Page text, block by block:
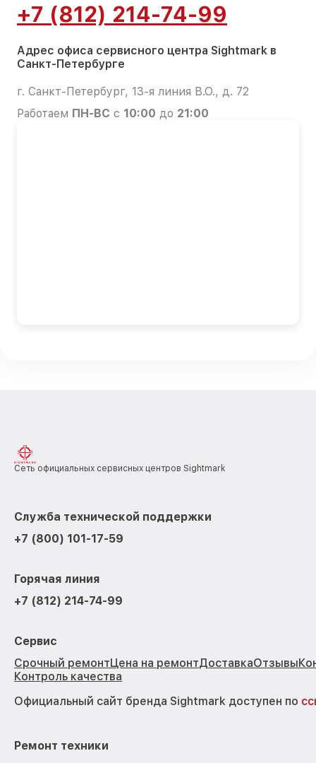
+7 (812) 214-74-99
Адрес офиса сервисного центра Sightmark в
Санкт-Петербурге
г. Санкт-Петербург, 13-я линия В.О., д. 72
Работаем ПН-ВС с 10:00 до 21:00
Сеть официальных сервисных центров Sightmark
Служба технической поддержки
+7 (800) 101-17-59
Горячая линия
+7 (812) 214-74-99
Сервис
Срочный ремонтЦена на ремонтДоставкаОтзывы
Контроль качества
Официальный сайт бренда Sightmark доступен по
Ремонт техники